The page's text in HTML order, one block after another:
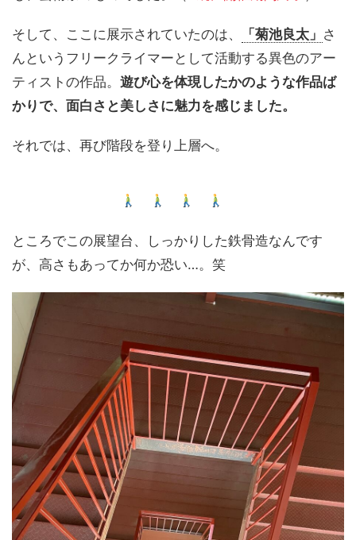
そして、ここに展示されていたのは、 「菊池良太」 さ
んというフリークライマーとして活動する異色のアー
ティストの作品。 遊び心を体現したかのような作品ば
かりで、面白さと美しさに魅力を感じました。
それでは、再び階段を登り上層へ。
ところでこの展望台、しっかりした鉄骨造なんです
が、高さもあってか何か恐い…。笑